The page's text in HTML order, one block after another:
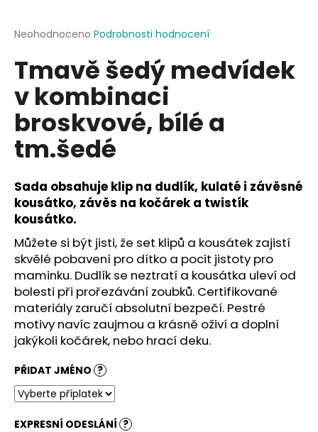
Průměrné
produktu
z
5
hvězdiček.
Neohodnoceno Podrobnosti hodnocení
Tmavě šedý medvídek
v kombinaci
broskvové, bílé a
tm.šedé
Sada obsahuje klip na dudlík, kulaté i závěsné
kousátko, závěs na kočárek a twistík
kousátko.
Můžete si být jisti, že set klipů a kousátek zajistí
skvělé pobavení pro dítko a pocit jistoty pro
maminku. Dudlík se neztratí a kousátka uleví od
bolesti při prořezávání zoubků. Certifikované
materiály zaručí absolutní bezpečí. Pestré
motivy navíc zaujmou a krásně oživí a doplní
jakýkoli kočárek, nebo hrací deku.
PŘIDAT JMÉNO ?
EXPRESNÍ ODESLÁNÍ ?
j
t
?
D
o
p
o
r
u
č
u
j
e
m
e